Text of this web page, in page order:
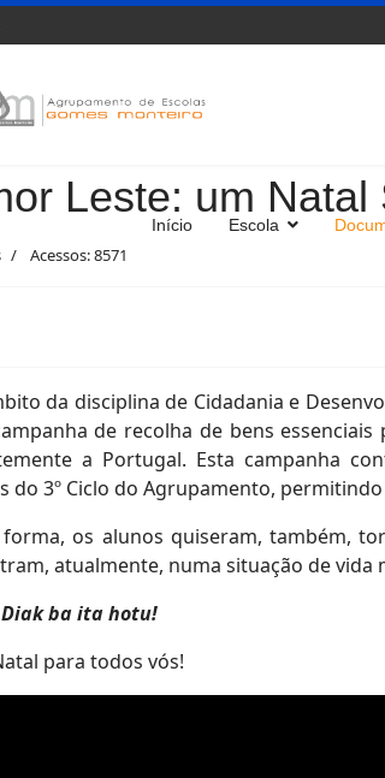
Início Escola
Leste: um Natal
Acessos: 8571
da disciplina de Cidadania e
de recolha de bens
a Portugal. Esta campanha
do 3º Ciclo do Agrupamento,
forma, os alunos quiseram, também,
atualmente, numa situação de vida
ba ita hotu!
para todos vós!